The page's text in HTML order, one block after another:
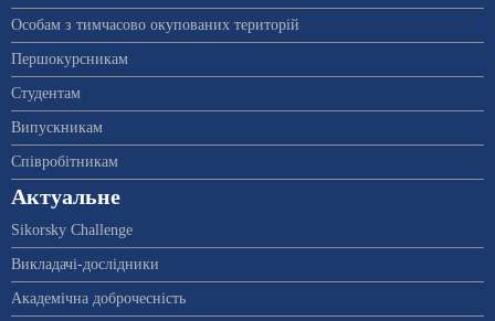
Особам з тимчасово окупованих територій
Першокурсникам
Студентам
Випускникам
Співробітникам
Актуальне
Sikorsky Challenge
Викладачі-дослідники
Академічна доброчесність